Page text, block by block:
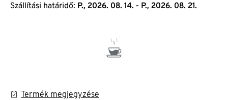
Szállítási határidő: P., 2026. 08. 14. - P., 2026. 08. 21.
Termék megjegyzése